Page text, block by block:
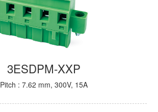
3ESDPM-XXP
Pitch : 7.62 mm, 300V, 15A